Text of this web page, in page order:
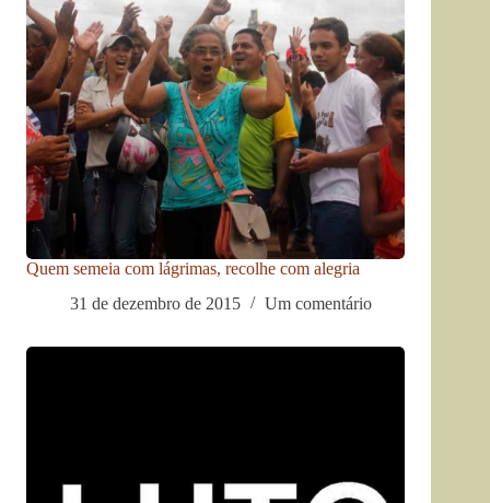
Quem semeia com lágrimas, recolhe com alegria
31 de dezembro de 2015
Um comentário